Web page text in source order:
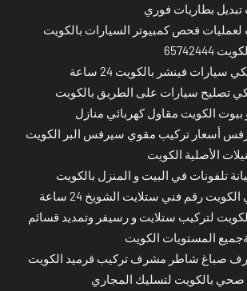
بطاريات فوري
لعمليات فحص كمبيوتر السيارات بالكويت
سيارات فينشر بالكويت 24 ساعة
تصليح سيارات على الطريق بالكويت
الكويت مقاول كهربائي منازل
أسعار تركيب مقوي سيرفس البر الكويت
الأصلية الكويت
تلفونات في البيت و المنزل بالكويت
رقم فني ستلايت الشويخ 24 ساعة
لتركيب ستلايت و رسيفر وتمديد قسائم
المستويات الكويت
صباغ شاطر مشرف تركيب قرميد الكويت
بالكويت لتسليك المجاري